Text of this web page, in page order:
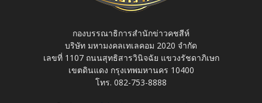
กองบรรณาธิการสำนักข่าวคชสีห์
บริษัท มหามงคลเทเลคอม 2020 จำกัด
เลขที่ 1107 ถนนสุทธิสารวินิจฉัย แขวงรัชดาภิเษก
เขตดินแดง กรุงเทพมหานคร 10400
โทร. 082-753-8888